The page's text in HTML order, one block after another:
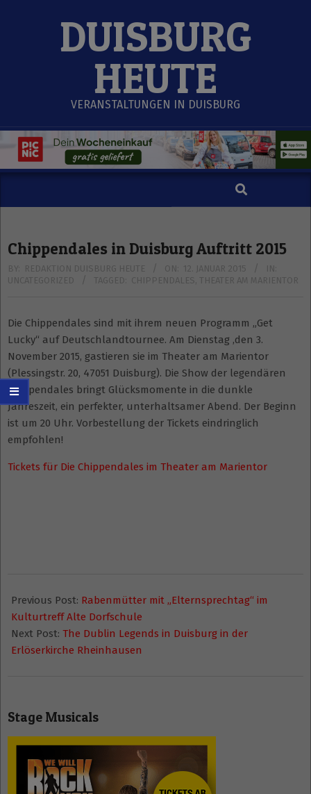
DUISBURG
HEUTE
VERANSTALTUNGEN IN DUISBURG
Search
Chippendales in Duisburg Auftritt 2015
BY: REDAKTION DUISBURG HEUTE ON: 12. JANUAR 2015
IN:
UNCATEGORIZED
TAGGED: CHIPPENDALES THEATER AM MARIENTOR
Die Chippendales sind mit ihrem neuen Programm „Get
Lucky“ auf Deutschlandtournee. Am Dienstag ,den 3.
November 2015, gastieren sie im Theater am Marientor
(Plessingstr. 20, 47051 Duisburg). Die Show der legendären
Chippendales bringt Glücksmomente in die dunkle
Jahreszeit, ein perfekter, unterhaltsamer Abend. Der Beginn
ist um 20 Uhr. Vorbestellung der Tickets eindringlich
empfohlen!
Tickets für Die Chippendales im Theater am Marientor
01-
12
Previous Post: Rabenmütter mit „Elternsprechtag“ im
Kulturtreff Alte Dorfschule
Next Post: The Dublin Legends in Duisburg in der
Erlöserkirche Rheinhausen
Stage Musicals